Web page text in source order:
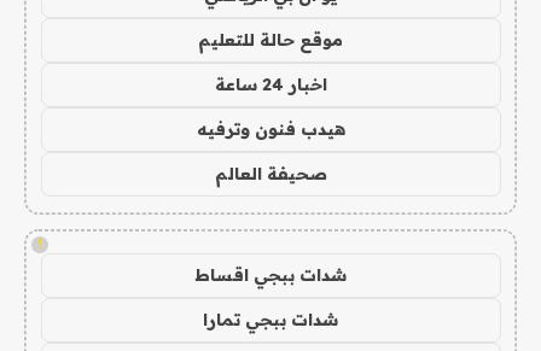
موقع حالة للتعليم
اخبار 24 ساعة
هيدب فنون وترفيه
صحيفة العالم
!
شدات ببجي اقساط
شدات ببجي تمارا